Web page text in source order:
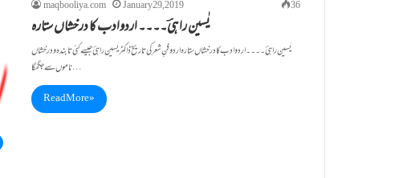
maqbooliya.com January 29, 2019 36
یٰسین راہیؔ۔۔۔۔ اردوادب کا درخشاں ستارہ
یٰسین راہیؔ۔۔۔۔ اردوادب کا درخشاں ستارہ اردو فنِِ شعر کی تاریخ ڈاکٹریٰسین راہیؔ جیسے کئی تابندہ ودرخشاں
ناموں سے جگمگا…
Read More »